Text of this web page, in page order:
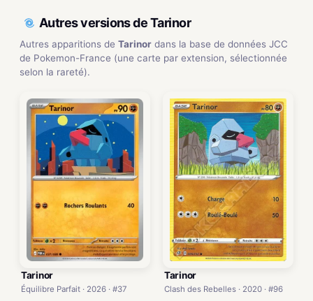
Autres versions de Tarinor
Autres apparitions de Tarinor dans la base de données JCC
de Pokemon-France (une carte par extension, sélectionnée
selon la rareté).
Tarinor
Équilibre Parfait · 2026 · #37
Tarinor
Clash des Rebelles · 2020 · #96